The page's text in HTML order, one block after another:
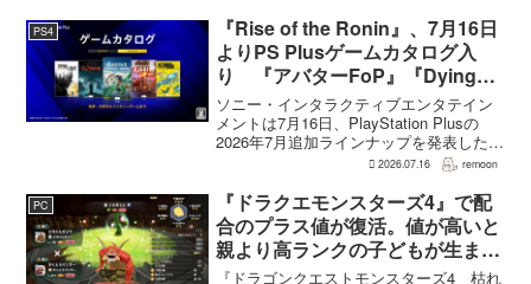
作と変わることで、これまで見られなか
った一面がよ...
PS4
『Rise of the Ronin』、7月16日
よりPS Plusゲームカタログ入
り 『アバターFoP』『Dying
Light』なども順次配信
ソニー・インタラクティブエンタテイン
メントは7月16日、PlayStation Plusの
2026年7月追加ラインナップを発表した。
幕末の日本を舞台とするTeam NINJAのオ
the Ron...
2026.07.16 remoon
PC
『ドラクエモンスターズ4』で配
合のプラス値が復活。値が高いと
親より高ランクの子どもが生まれ
ることも
『ドラゴンクエストモンスターズ4 枯れ